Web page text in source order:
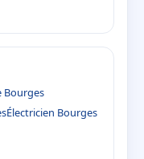
Bourges
Électricien Bourges